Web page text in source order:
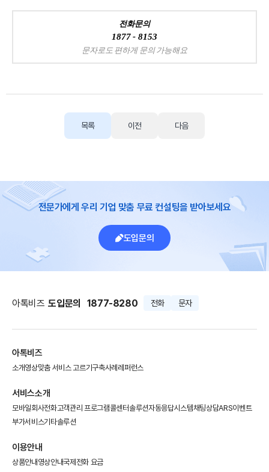
전화문의
1877 - 8153
문자로도 편하게 문의 가능해요
목록 이전 다음
전문가에게 우리 기업 맞춤 무료 컨설팅을 받아보세요
도입문의
아톡비즈 도입문의 1877-8280 전화 문자
아톡비즈
소개영상맞춤 서비스 고르기구축사례 레퍼런스
서비스소개
모바일회사전화고객관리 프로그램콜센터솔루션자동응답시스템채팅상담ARS이벤트
부가서비스기타솔루션
이용안내
상품안내 영상안내국제전화 요금